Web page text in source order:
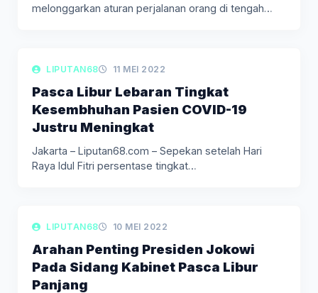
melonggarkan aturan perjalanan orang di tengah
LIPUTAN BERITA
LIPUTAN68 11 MEI 2022
Pasca Libur Lebaran Tingkat
Kesembhuhan Pasien COVID-19
Justru Meningkat
Jakarta – Liputan68.com – Sepekan setelah Hari
Raya Idul Fitri persentase tingkat…
LIPUTAN BERITA
LIPUTAN68 10 MEI 2022
Arahan Penting Presiden Jokowi
Pada Sidang Kabinet Pasca Libur
Panjang